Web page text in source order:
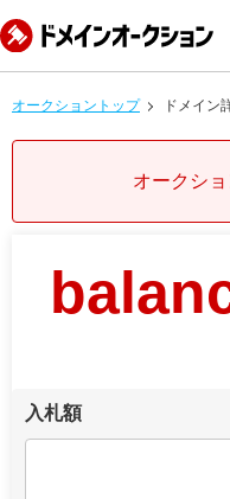
オークショントップ ドメイン
オークショ
入札額